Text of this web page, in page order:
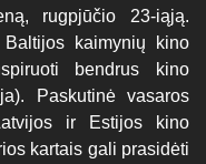
rugpjūčio 23-iąją.
kaimynių kino
bendrus kino
Paskutinė vasaros
ir Estijos kino
kartais gali prasidėti